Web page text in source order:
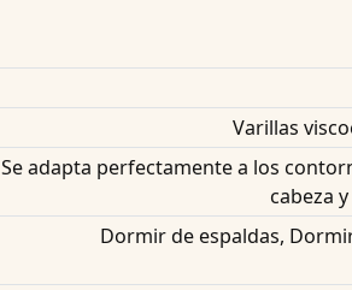
Varillas
Se adapta perfectamente a los
cabeza
Dormir de espaldas,